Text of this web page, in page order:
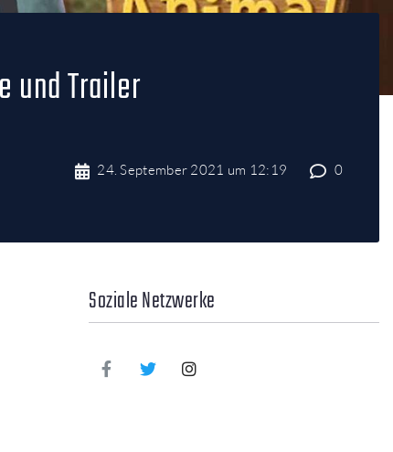
und Trailer
24. September 2021 um 12:19 0
Soziale Netzwerke